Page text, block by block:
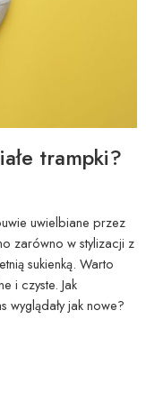
trampki?
uwielbiane przez
zarówno w stylizacji z
sukienką. Warto
i czyste. Jak
wyglądały jak nowe?